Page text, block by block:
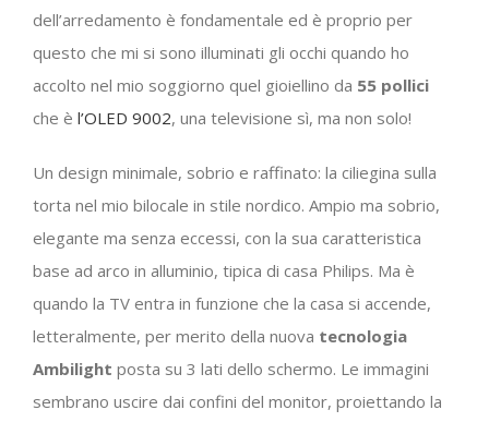
dell’arredamento è fondamentale ed è proprio per
questo che mi si sono illuminati gli occhi quando ho
accolto nel mio soggiorno quel gioiellino da 55 pollici
che è l’OLED 9002, una televisione sì, ma non solo!
Un design minimale, sobrio e raffinato: la ciliegina sulla
torta nel mio bilocale in stile nordico. Ampio ma sobrio,
elegante ma senza eccessi, con la sua caratteristica
base ad arco in alluminio, tipica di casa Philips. Ma è
quando la TV entra in funzione che la casa si accende,
letteralmente, per merito della nuova tecnologia
Ambilight posta su 3 lati dello schermo. Le immagini
sembrano uscire dai confini del monitor, proiettando la